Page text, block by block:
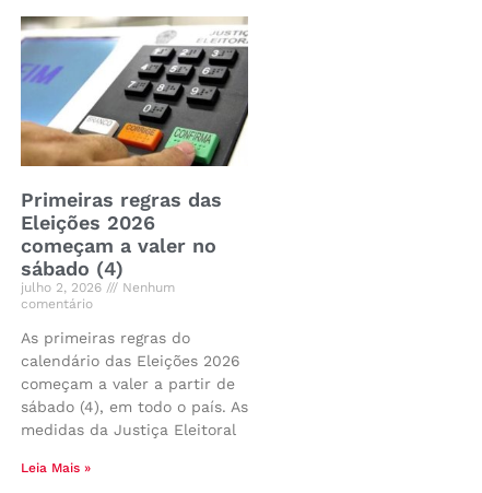
Primeiras regras das
Eleições 2026
começam a valer no
sábado (4)
julho 2, 2026
Nenhum
comentário
As primeiras regras do
calendário das Eleições 2026
começam a valer a partir de
sábado (4), em todo o país. As
medidas da Justiça Eleitoral
Leia Mais »